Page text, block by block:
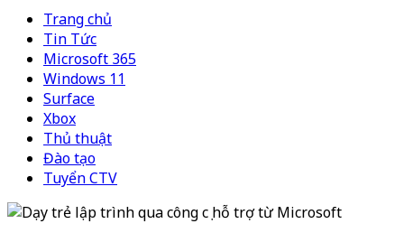
Trang chủ
Tin Tức
Microsoft 365
Windows 11
Surface
Xbox
Thủ thuật
Đào tạo
Tuyển CTV